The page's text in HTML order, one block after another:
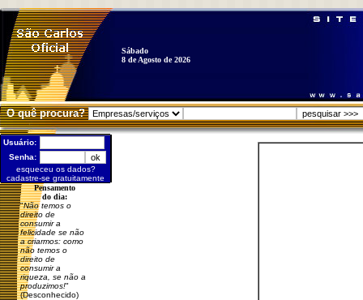
Sábado
8 de Agosto de 2026
O quê procura?
Usuário:
Senha:
esqueceu os dados?
cadastre-se gratuitamente
Pensamento
do dia:
"Não temos o
direito de
consumir a
felicidade se não
a criarmos: como
não temos o
direito de
consumir a
riqueza, se não a
produzimos!"
(Desconhecido)